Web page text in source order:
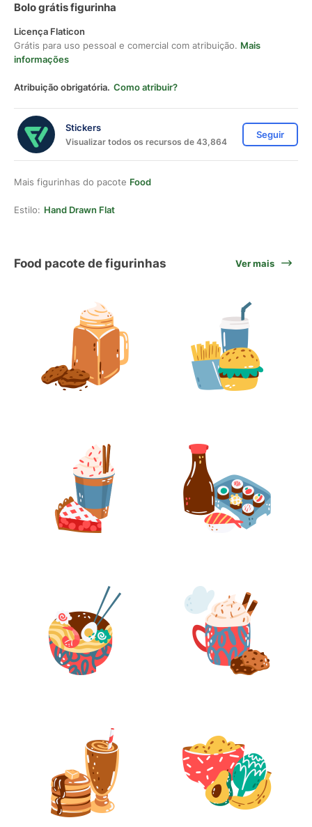
Bolo grátis figurinha
Licença Flaticon
Grátis para uso pessoal e comercial com atribuição. Mais
informações
Atribuição obrigatória. Como atribuir?
Stickers
Visualizar todos os recursos de 43,864
Seguir
Mais figurinhas do pacote Food
Estilo: Hand Drawn Flat
Food pacote de figurinhas Ver mais